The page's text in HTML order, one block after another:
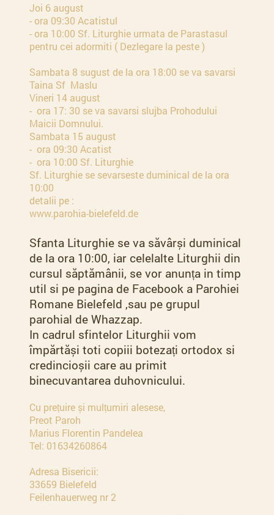
Joi 6 august
- ora 09:30 Acatistul
- ora 10:00 Sf. Liturghie urmata de Parastasul
pentru cei adormiti ( Dezlegare la peste )
Sambata 8 sugust de la ora 18:00 se va savarsi
Taina Sf Maslu
Vineri 14 august
- ora 17: 30 se va savarsi slujba Prohodului
Maicii Domnului.
Sambata 15 august
- ora 09:30 Acatist
- ora 10:00 Sf. Liturghie
Sf. Liturghie se sevarseste duminical de la ora
10:00
detalii pe :
www.parohia-bielefeld.de
Sfanta Liturghie se va săvârși duminical
de la ora 10:00, iar celelalte Liturghii din
cursul săptămânii, se vor anunța in timp
util si pe pagina de Facebook a Parohiei
Romane Bielefeld ,sau pe grupul
parohial de Whazzap.
In cadrul sfintelor Liturghii vom
împărtăși toti copiii botezați ortodox si
credincioșii care au primit
binecuvantarea duhovnicului.
Cu prețuire și mulțumiri alesese,
Preot Paroh
Marius Florentin Pandelea
Tel: 01634260864
Adresa Bisericii:
33659 Bielefeld
Feilenhauerweg nr 2